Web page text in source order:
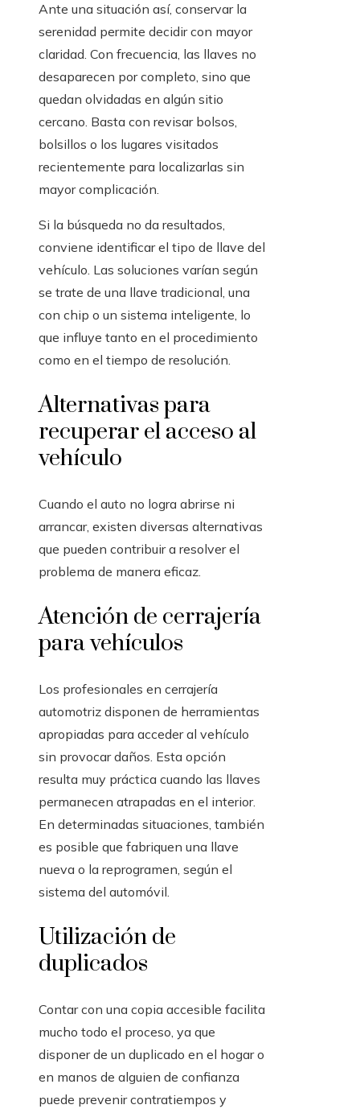
Ante una situación así, conservar la
serenidad permite decidir con mayor
claridad. Con frecuencia, las llaves no
desaparecen por completo, sino que
quedan olvidadas en algún sitio
cercano. Basta con revisar bolsos,
bolsillos o los lugares visitados
recientemente para localizarlas sin
mayor complicación.
Si la búsqueda no da resultados,
conviene identificar el tipo de llave del
vehículo. Las soluciones varían según
se trate de una llave tradicional, una
con chip o un sistema inteligente, lo
que influye tanto en el procedimiento
como en el tiempo de resolución.
Alternativas para
recuperar el acceso al
vehículo
Cuando el auto no logra abrirse ni
arrancar, existen diversas alternativas
que pueden contribuir a resolver el
problema de manera eficaz.
Atención de cerrajería
para vehículos
Los profesionales en cerrajería
automotriz disponen de herramientas
apropiadas para acceder al vehículo
sin provocar daños. Esta opción
resulta muy práctica cuando las llaves
permanecen atrapadas en el interior.
En determinadas situaciones, también
es posible que fabriquen una llave
nueva o la reprogramen, según el
sistema del automóvil.
Utilización de
duplicados
Contar con una copia accesible facilita
mucho todo el proceso, ya que
disponer de un duplicado en el hogar o
en manos de alguien de confianza
puede prevenir contratiempos y